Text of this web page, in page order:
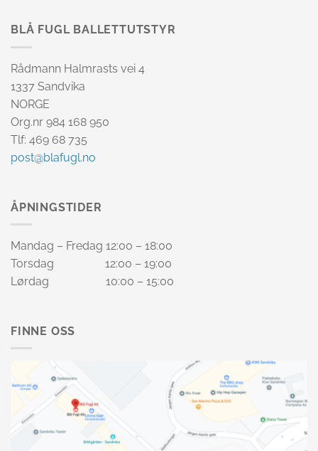
BLÅ FUGL BALLETTUTSTYR
Rådmann Halmrasts vei 4
1337 Sandvika
NORGE
Org.nr 984 168 950
Tlf: 469 68 735
post@blafugl.no
ÅPNINGSTIDER
Mandag – Fredag 12:00 – 18:00
Torsdag 12:00 – 19:00
Lørdag 10:00 – 15:00
FINNE OSS